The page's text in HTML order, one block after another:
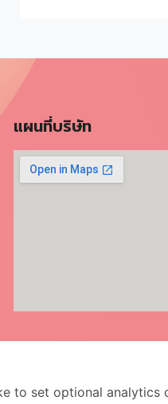
แผนที่บริษัท
to set optional analytics